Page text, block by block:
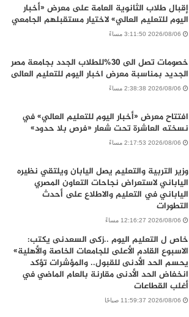
إقبال طلاب الثانوية العامة على معرض «أخبار
اليوم للتعليم العالي» لاختيار مستقبلهم الجامعي
2026/08/06 3:11:50 مساءً
خصومات تصل الى 30%للطلاب الجدد بجامعة مصر
الجديد بمناسبة معرض اخبار اليوم للتعليم العالى
2026/08/06 2:38:38 مساءً
افتتاح معرض «أخبار اليوم للتعليم العالي» في
نسخته العاشرة تحت شعار «فرص بلا حدود»
2026/08/06 2:17:53 مساءً
وزير التربية والتعليم يصل اليابان ويلتقي نظيره
الياباني لاستعراض نجاحات التعاون المصري
الياباني في التعليم والاطلاع على أحدث
التطورات
2026/08/06 12:16:27 مساءً
خاص ل التعليم اليوم ..زكى السعدنى يكتب:
الاسبوع القادم الأعلى للجامعات الخاصة والأهلية»
يحسم الحد الأدنى للقبول.. والمؤشرات تؤكد
انخفاض الحد الأدنى مقارنة بالعام الماضي في
أغلب القطاعات
2026/08/06 11:59:37 صباحًا